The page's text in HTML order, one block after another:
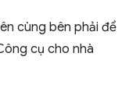
cùng bên phải để
cụ cho nhà